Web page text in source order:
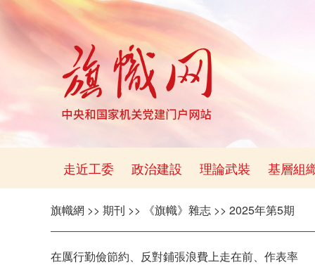
走近工委 政治建設 理論武裝 基層組
旗幟網 >> 期刊 >> 《旗幟》雜志 >> 2025年第5期
在厲行勤儉節約、反對鋪張浪費上走在前、作表率